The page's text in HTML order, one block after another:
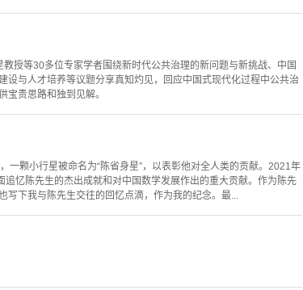
授等30多位专家学者围绕新时代公共治理的新问题与新挑战、中国
与人才培养等议题分享真知灼见，回应中国式现代化过程中公共治
贵思路和独到见解。
一颗小行星被命名为“陈省身星”，以表彰他对全人类的贡献。2021年
忆陈先生的杰出成就和对中国数学发展作出的重大贡献。作为陈先
下我与陈先生交往的回忆点滴，作为我的纪念。最...